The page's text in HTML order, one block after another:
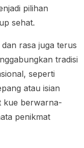
pilihan
sehat.
rasa juga terus
tradisi
seperti
atau isian
kue berwarna-
penikmat